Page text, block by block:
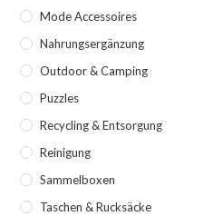
Mode Accessoires
Nahrungsergänzung
Outdoor & Camping
Puzzles
Recycling & Entsorgung
Reinigung
Sammelboxen
Taschen & Rucksäcke